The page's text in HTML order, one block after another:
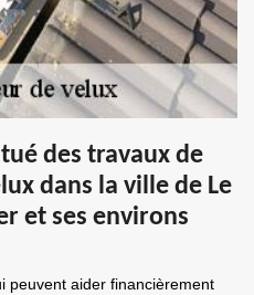
des travaux de
dans la ville de Le
et ses environs
peuvent aider financièrement